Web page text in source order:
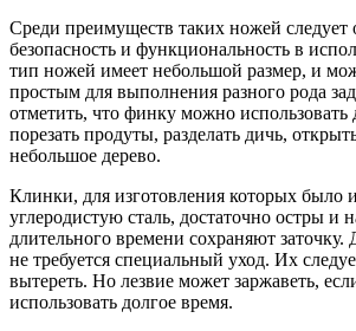
Среди преимуществ таких ножей следует
безопасность и функциональность в
тип ножей имеет небольшой размер, и
простым для выполнения разного рода
отметить, что финку можно использовать
порезать продуты, разделать дичь,
небольшое дерево.
Клинки, для изготовления которых было
углеродистую сталь, достаточно остры и
длительного времени сохраняют
не требуется специальный уход. Их
вытереть. Но лезвие может заржаветь,
использовать долгое время.